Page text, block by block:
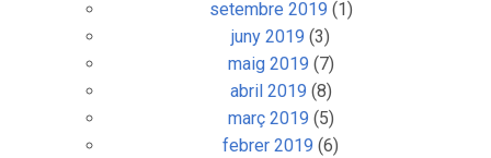
setembre 2019 (1)
juny 2019 (3)
maig 2019 (7)
abril 2019 (8)
març 2019 (5)
febrer 2019 (6)